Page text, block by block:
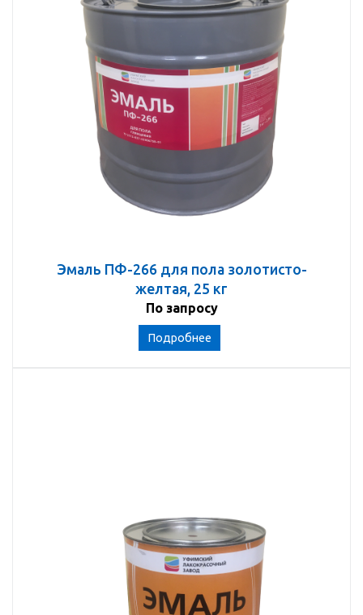
Эмаль ПФ-266 для пола золотисто-
желтая, 25 кг
По запросу
Подробнее